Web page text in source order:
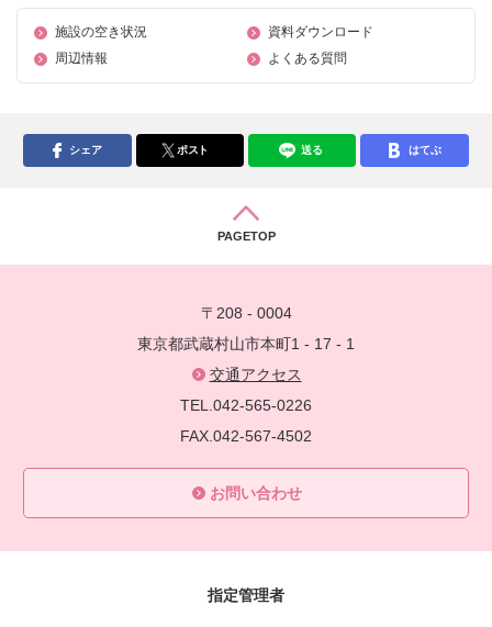
施設の空き状況
資料ダウンロード
周辺情報
よくある質問
シェア ポスト 送る はてぶ
PAGETOP
〒208 - 0004
東京都武蔵村山市本町1 - 17 - 1
交通アクセス
TEL.042-565-0226
FAX.042-567-4502
お問い合わせ
指定管理者